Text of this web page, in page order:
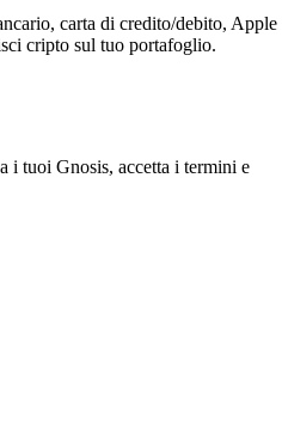
carta di credito/debito, Apple
cripto sul tuo portafoglio.
i tuoi Gnosis, accetta i termini e